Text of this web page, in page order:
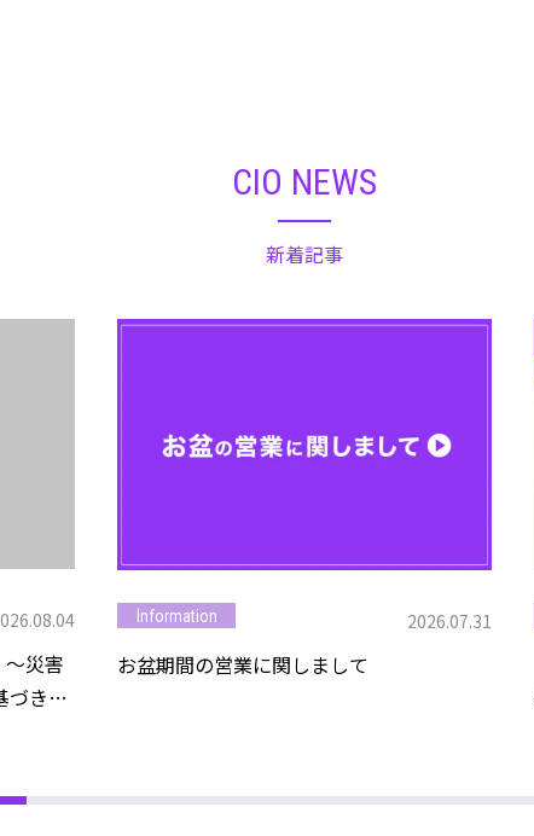
CIO NEWS
新着記事
づき、
Information 2026.07.31
お盆期間の営業に関しまして